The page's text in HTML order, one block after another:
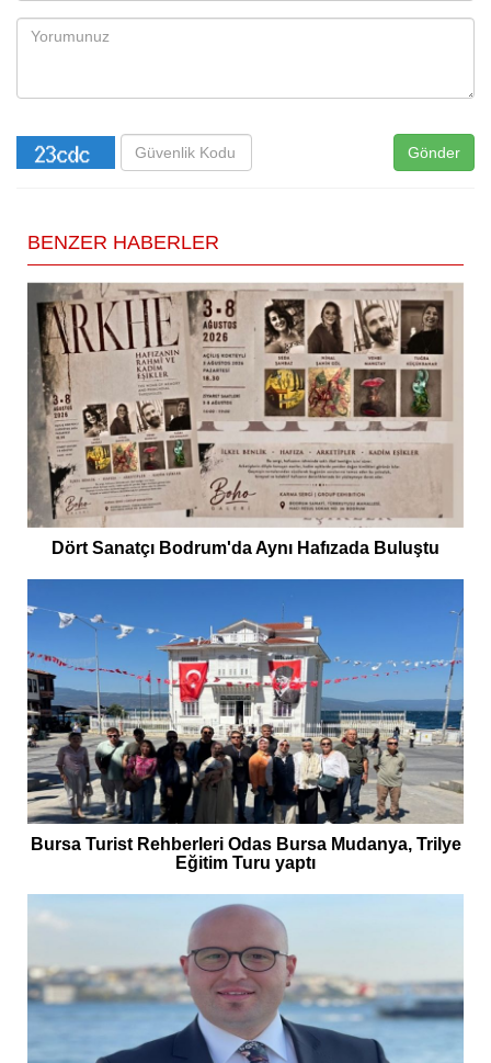
Gönder
BENZER HABERLER
Dört Sanatçı Bodrum'da Aynı Hafızada Buluştu
Bursa Turist Rehberleri Odas Bursa Mudanya, Trilye
Eğitim Turu yaptı